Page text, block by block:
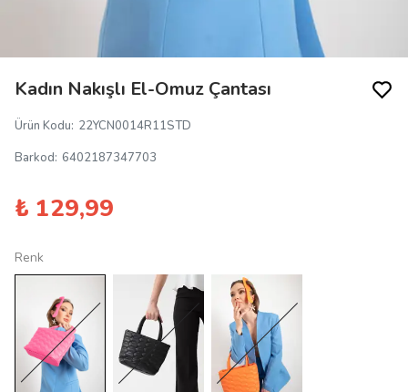
Kadın Nakışlı El-Omuz Çantası
Ürün Kodu: 22YCN0014R11STD
Barkod: 6402187347703
₺ 129,99
Renk